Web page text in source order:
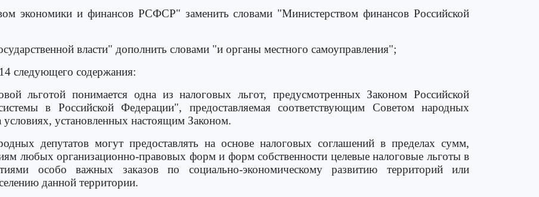
экономики и финансов РСФСР" заменить словами "Министерством финансов Российской
власти" дополнить словами "и органы местного самоуправления";
следующего содержания:
льготой понимается одна из налоговых льгот, предусмотренных Законом Российской
в Российской Федерации", предоставляемая соответствующим Советом народных
установленных настоящим Законом.
депутатов могут предоставлять на основе налоговых соглашений в пределах сумм,
любых организационно-правовых форм и форм собственности целевые налоговые льготы в
особо важных заказов по социально-экономическому развитию территорий или
данной территории.